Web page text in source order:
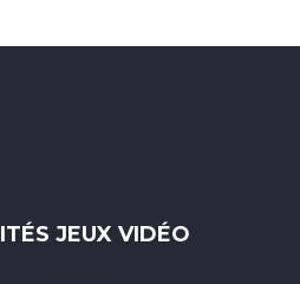
JEUX VIDÉO